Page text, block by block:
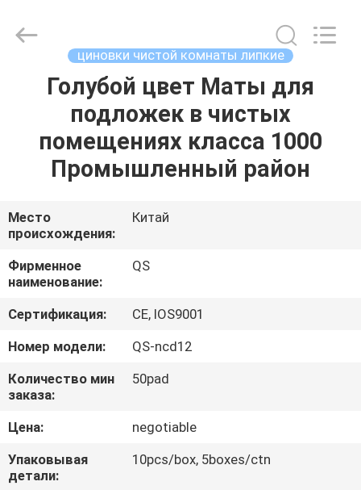
ДОМ
ПРОДУКТЫ
НАС
ПУТЕШЕСТВИЕ
ФАБРИКИ
ПРОВЕРКА
КАЧЕСТВА
СВЯЖИТЕСЬ
МЫ
Technology
Co.,Ltd.
циновки чистой комнаты липкие
Голубой цвет Маты для
подложек в чистых
помещениях класса 1000
Промышленный район
Место
происхождения:
Китай
Фирменное
наименование:
QS
Сертификация:
CE, IOS9001
Номер модели:
QS-ncd12
Количество мин
заказа:
50pad
Цена:
negotiable
Упаковывая
детали:
10pcs/box, 5boxes/ctn